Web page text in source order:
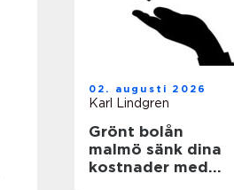
02. augusti 2026
Karl Lindgren
Grönt bolån
malmö sänk dina
kostnader med